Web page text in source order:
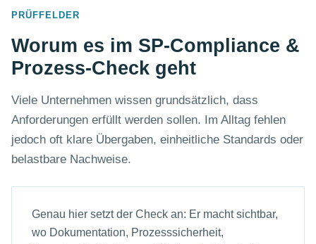
PRÜFFELDER
Worum es im SP-Compliance &
Prozess-Check geht
Viele Unternehmen wissen grundsätzlich, dass
Anforderungen erfüllt werden sollen. Im Alltag fehlen
jedoch oft klare Übergaben, einheitliche Standards oder
belastbare Nachweise.
Genau hier setzt der Check an: Er macht sichtbar,
wo Dokumentation, Prozesssicherheit,